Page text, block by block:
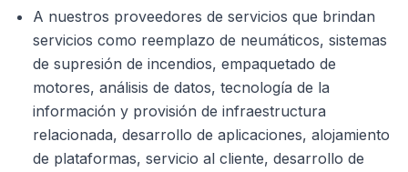
A nuestros proveedores de servicios que brindan
servicios como reemplazo de neumáticos, sistemas
de supresión de incendios, empaquetado de
motores, análisis de datos, tecnología de la
información y provisión de infraestructura
relacionada, desarrollo de aplicaciones, alojamiento
de plataformas, servicio al cliente, desarrollo de